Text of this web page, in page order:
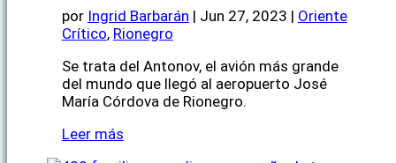
por Ingrid Barbarán | Jun 27, 2023 | Oriente
Crítico, Rionegro
Se trata del Antonov, el avión más grande
del mundo que llegó al aeropuerto José
María Córdova de Rionegro.
Leer más